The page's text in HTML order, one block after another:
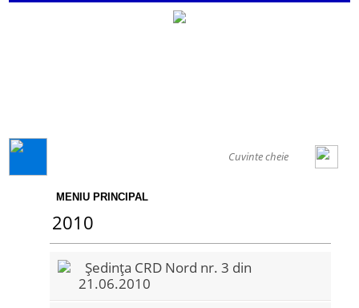
MENIU PRINCIPAL
2010
Ședința CRD Nord nr. 3 din
21.06.2010